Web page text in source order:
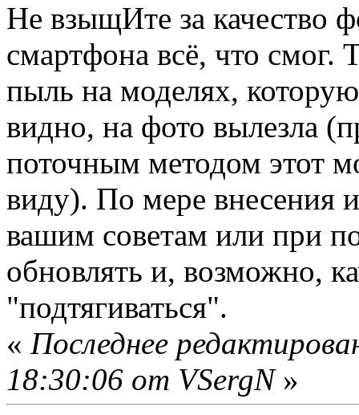
Не взыщИте за качество
смартфона всё, что
пыль на моделях,
видно, на фото вылезла
поточным методом этот
виду). По мере внесения
вашим советам или при
обновлять и, возможно,
"подтягиваться".
« Последнее
18:30:06 от VSergN»